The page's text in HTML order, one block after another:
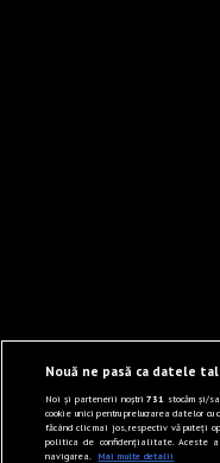
Nouă ne pasă ca datele
Noi și partenerii noștri731 stocăm și/
cookie unici pentru prelucrarea datelor
făcând clic mai jos, respectiv vă puteți
politica de confidențialitate. Aceste
navigarea. Mai multe detalii